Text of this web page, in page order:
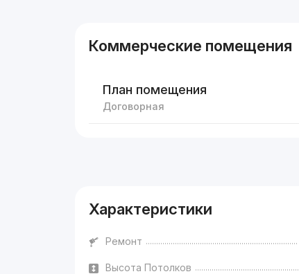
Коммерческие помещения
План помещения
Договорная
Характеристики
Ремонт
Высота Потолков